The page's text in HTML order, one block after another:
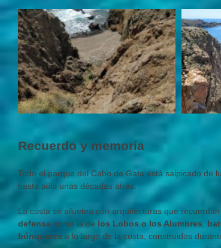
Recuerdo y memoria
Todo el parque del Cabo de Gata está salpicado de
hasta sólo unas décadas atrás.
La costa se siluetea con arquitecturas que
defensa como la de los Lobos o los Alumbres
búnqueres a lo largo de la costa, construidos